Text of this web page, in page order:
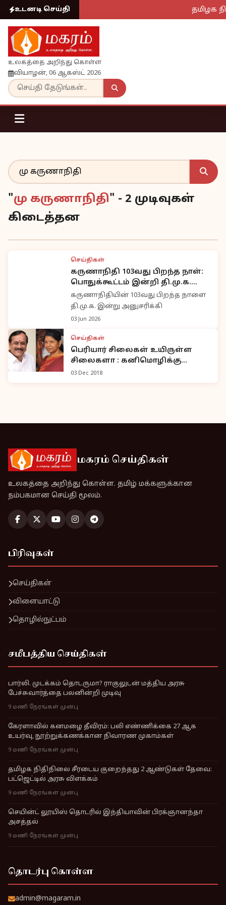
உடனடி செய்தி தமிழக
உலகத்தை அறிந்து கொள்ள
வியாழன், 06 ஆகஸ்ட் 2026
"மு கருணாநிதி" - 2 முடிவுகள்
கிடைத்தன
செய்திகள்
கருணாநிதி 103வது பிறந்த நாள்:
பொதுக்கூட்டம் இன்றி தி.மு.க.
எளிமையாக அனுசரிப்பு
கருணாநிதியின் 103வது பிறந்த நாளை
தி.மு.க. இன்று அனுசரிக்கி
03 Jun 2026
செய்திகள்
பெரியார் சிலைகள் உயிருள்ள
சிலைகளா : கனிமொழிக்கு
ராஜாவின் கிடுக்கிப் பிடி
03 Dec 2018
மகரம் செய்திகள்
உலகத்தை அறிந்து கொள்ள. தமிழ் மக்களுக்கான
நம்பகமான செய்தி மூலம்.
பிரிவுகள்
செய்திகள்
விளையாட்டு
தொழில்நுட்பம்
சமீபத்திய செய்திகள்
பார்லி. முடக்கம் தொடருமா? ராகுலுடன் மத்திய அரசு
பேச்சுவார்த்தை பலனின்றி முடிவு
9 மணி நேரங்கள் முன்பு
கேரளாவில் கனமழை தீவிரம்: பலி எண்ணிக்கை 27 ஆக
உயர்வு, நூற்றுக்கணக்கான நிவாரண முகாம்கள்
9 மணி நேரங்கள் முன்பு
தமிழக நிதிநிலை சீரடைய குறைந்தது 2 ஆண்டுகள் தேவை:
பட்ஜெட்டில் அரசு விளக்கம்
9 மணி நேரங்கள் முன்பு
செயின்ட் லூயிஸ் தொடரில் இந்தியாவின் பிரக்ஞானந்தா
அசத்தல்
9 மணி நேரங்கள் முன்பு
தொடர்பு கொள்ள
admin@magaram.in